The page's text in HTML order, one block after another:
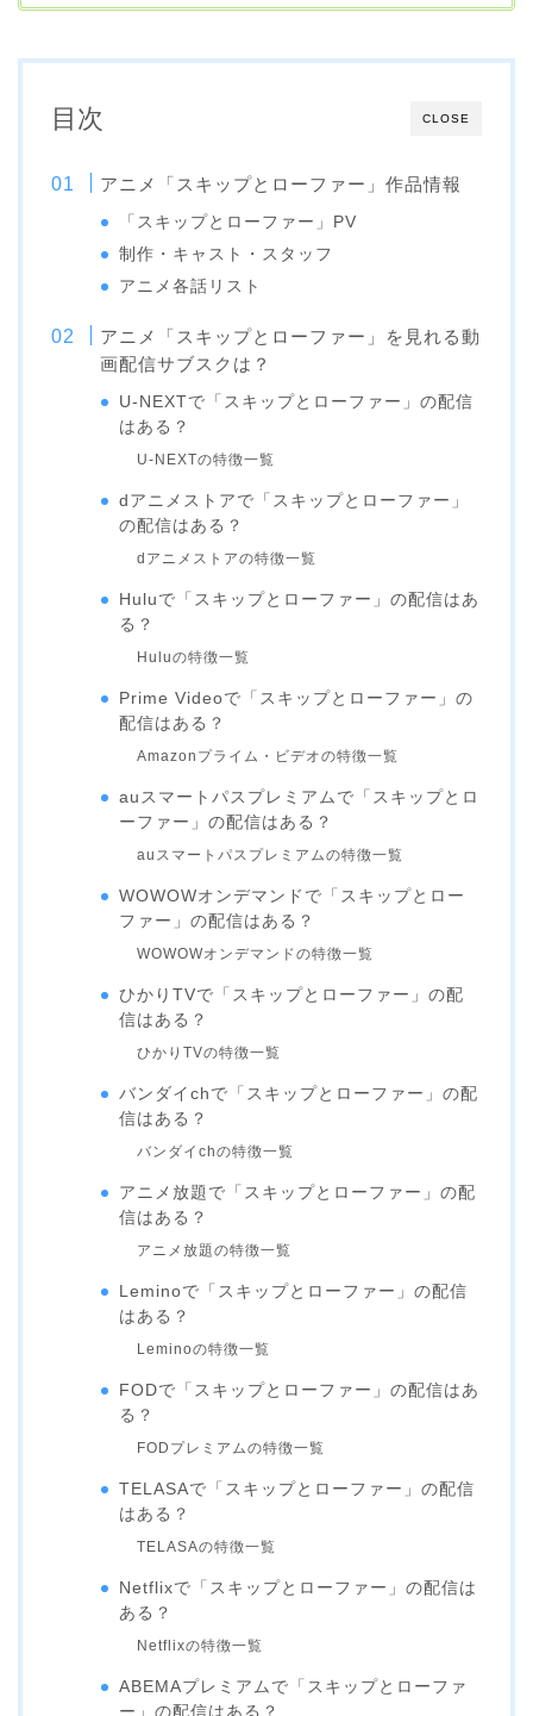
CLOSE
目次
アニメ「スキップとローファー」作品情報
「スキップとローファー」PV
制作・キャスト・スタッフ
アニメ各話リスト
アニメ「スキップとローファー」を見れる動
画配信サブスクは？
U-NEXTで「スキップとローファー」の配信
はある？
U-NEXTの特徴一覧
dアニメストアで「スキップとローファー」
の配信はある？
dアニメストアの特徴一覧
Huluで「スキップとローファー」の配信はあ
る？
Huluの特徴一覧
Prime Videoで「スキップとローファー」の
配信はある？
Amazonプライム・ビデオの特徴一覧
auスマートパスプレミアムで「スキップとロ
ーファー」の配信はある？
auスマートパスプレミアムの特徴一覧
WOWOWオンデマンドで「スキップとロー
ファー」の配信はある？
WOWOWオンデマンドの特徴一覧
ひかりTVで「スキップとローファー」の配
信はある？
ひかりTVの特徴一覧
バンダイchで「スキップとローファー」の配
信はある？
バンダイchの特徴一覧
アニメ放題で「スキップとローファー」の配
信はある？
アニメ放題の特徴一覧
Leminoで「スキップとローファー」の配信
はある？
Leminoの特徴一覧
FODで「スキップとローファー」の配信はあ
る？
FODプレミアムの特徴一覧
TELASAで「スキップとローファー」の配信
はある？
TELASAの特徴一覧
Netflixで「スキップとローファー」の配信は
ある？
Netflixの特徴一覧
ABEMAプレミアムで「スキップとローファ
ー」の配信はある？